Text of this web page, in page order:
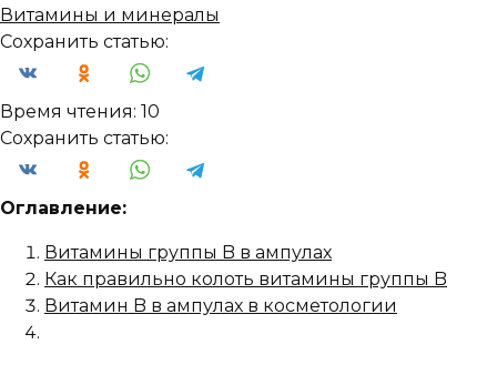
Витамины и минералы
Сохранить статью:
Время чтения: 10
Сохранить статью:
Оглавление:
Витамины группы B в ампулах
Как правильно колоть витамины группы B
Витамин B в ампулах в косметологии